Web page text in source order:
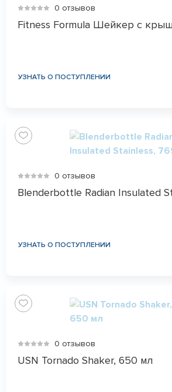
0 отзывов
Fitness Formula Шейкер с
УЗНАТЬ О ПОСТУПЛЕНИИ
0 отзывов
Blenderbottle Radian Insulated
УЗНАТЬ О ПОСТУПЛЕНИИ
0 отзывов
USN Tornado Shaker, 650 мл